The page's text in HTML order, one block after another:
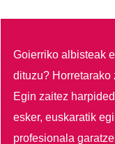
Goierriko albisteak
dituzu? Horretarako
Egin zaitez
esker, euskaratik
profesionala